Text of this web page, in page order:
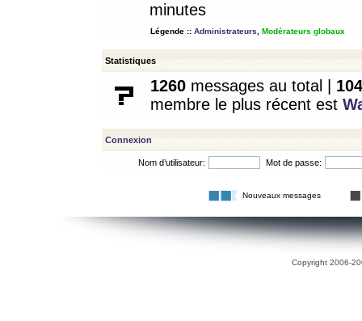
minutes
Légende :: Administrateurs Modérateurs globaux
Statistiques
1260 messages au total | 104
membre le plus récent est
Connexion
Nom d’utilisateur: Mot de passe:
Nouveaux messages
Copyright 2006-